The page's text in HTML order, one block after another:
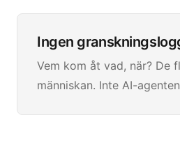
Ingen
Vem kom åt vad, när? De
människan. Inte AI-